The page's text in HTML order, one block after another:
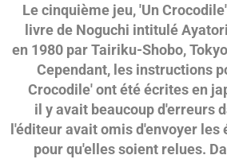
Le cinquième jeu, 'Un
livre de Noguchi intitulé
en 1980 par Tairiku-Shobo,
Cependant, les instructions
Crocodile' ont été écrites en
il y avait beaucoup d'erreurs
l'éditeur avait omis d'envoyer les
pour qu'elles soient relues.